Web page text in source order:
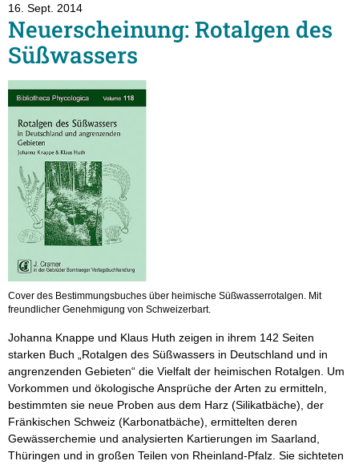
16. Sept. 2014
Neuerscheinung: Rotalgen des
Süßwassers
Cover des Bestimmungsbuches über heimische Süßwasserrotalgen. Mit
freundlicher Genehmigung von Schweizerbart.
Johanna Knappe und Klaus Huth zeigen in ihrem 142 Seiten
starken Buch „Rotalgen des Süßwassers in Deutschland und in
angrenzenden Gebieten“ die Vielfalt der heimischen Rotalgen. Um
Vorkommen und ökologische Ansprüche der Arten zu ermitteln,
bestimmten sie neue Proben aus dem Harz (Silikatbäche), der
Fränkischen Schweiz (Karbonatbäche), ermittelten deren
Gewässerchemie und analysierten Kartierungen im Saarland,
Thüringen und in großen Teilen von Rheinland-Pfalz. Sie sichteten